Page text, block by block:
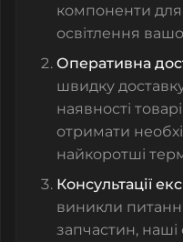
компоненти
освітлення
Оперативна
швидку
наявності
отримати
найкоротші
Консультації
виникли
запчастин, наші